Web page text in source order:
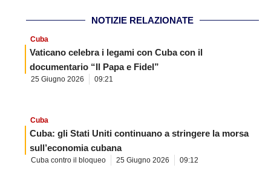
NOTIZIE RELAZIONATE
Cuba
Vaticano celebra i legami con Cuba con il
documentario “Il Papa e Fidel”
25 Giugno 2026 09:21
Cuba
Cuba: gli Stati Uniti continuano a stringere la morsa
sull’economia cubana
Cuba contro il bloqueo 25 Giugno 2026 09:12